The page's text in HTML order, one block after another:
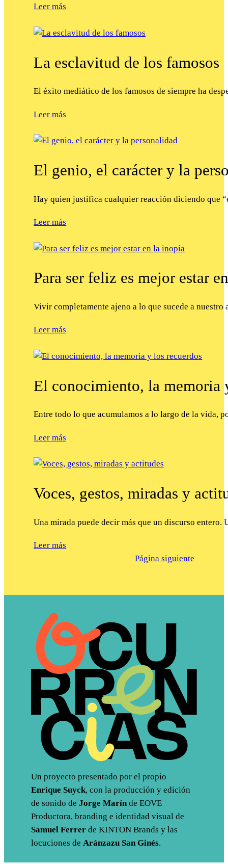
Leer más
La esclavitud de los famosos
El éxito mediático de los famosos de siempre ha
Leer más
El genio, el carácter y la
Hay quien justifica cualquier reacción diciendo que
Leer más
Para ser feliz es mejor estar
Vivir completamente ajeno a lo que sucede a
Leer más
El conocimiento, la memoria
Entre todo lo que acumulamos a lo largo de la vida,
Leer más
Voces, gestos, miradas y
Una mirada puede decir más que un discurso
Leer más
Página siguiente
Un proyecto presentado por el propio
Enrique Suyck, con la producción y edición
de sonido de Jorge Marínde EOVE
Productora, branding e identidad visual de
Samuel Ferrerde KINTON Brands y las
locuciones de Aránzazu San Ginés.